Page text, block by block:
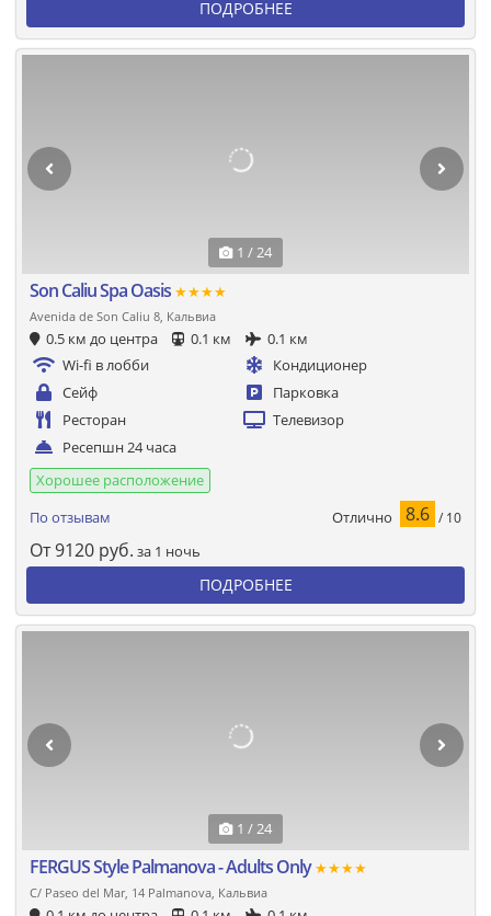
ПОДРОБНЕЕ
1 / 24
Son Caliu Spa Oasis ★★★★
Avenida de Son Caliu 8, Кальвиа
0.5 км до центра 0.1 км
0.1 км
Wi-fi в лобби
Кондиционер
Сейф
Парковка
Ресторан
Телевизор
Ресепшн 24 часа
Хорошее расположение
По отзывам
Отлично 8.6 / 10
От9120 руб. за 1 ночь
ПОДРОБНЕЕ
1 / 24
FERGUS Style Palmanova - Adults Only★★★★
C/ Paseo del Mar, 14 Palmanova, Кальвиа